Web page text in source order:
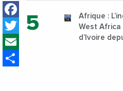
Facebook
Twitter
Afrique :
West Africa
d’Ivoire